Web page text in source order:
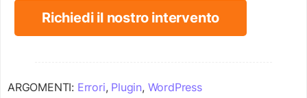
Richiedi il nostro intervento
ARGOMENTI: Errori, Plugin, WordPress